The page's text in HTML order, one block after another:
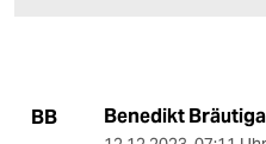
BB Benedikt